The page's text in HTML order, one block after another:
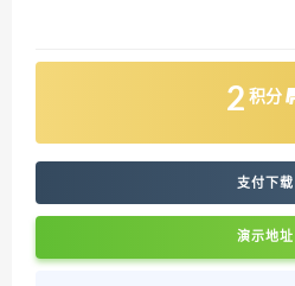
2 积分
支付下载
演示地址